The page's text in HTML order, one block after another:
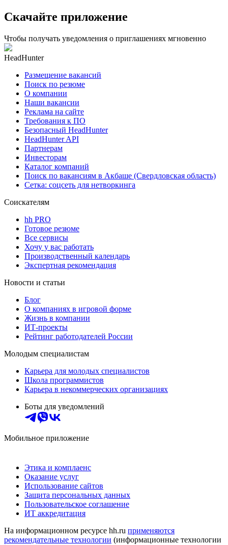
Скачайте приложение
Чтобы получать уведомления о приглашениях мгновенно
HeadHunter
Размещение вакансий
Поиск по резюме
О компании
Наши вакансии
Реклама на сайте
Требования к ПО
Безопасный HeadHunter
HeadHunter API
Партнерам
Инвесторам
Каталог компаний
Поиск по вакансиям в Акбаше (Свердловская область)
Сетка: соцсеть для нетворкинга
Соискателям
hh PRO
Готовое резюме
Все сервисы
Хочу у вас работать
Производственный календарь
Экспертная рекомендация
Новости и статьи
Блог
О компаниях в игровой форме
Жизнь в компании
ИТ-проекты
Рейтинг работодателей России
Молодым специалистам
Карьера для молодых специалистов
Школа программистов
Карьера в некоммерческих организациях
Боты для уведомлений
Мобильное приложение
Этика и комплаенс
Оказание услуг
Использование сайтов
Защита персональных данных
Пользовательское соглашение
ИТ аккредитация
На информационном ресурсе hh.ru применяются
рекомендательные технологии (информационные технологии